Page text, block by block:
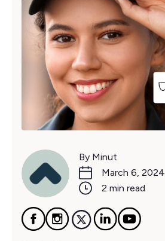
By Minut
March 6, 2024
2 min read